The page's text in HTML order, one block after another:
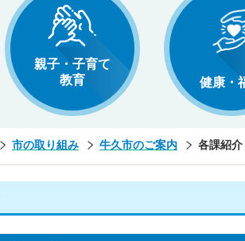
親子・子育て
教育
健康・
市の取り組み 牛久市のご案内 各課紹介